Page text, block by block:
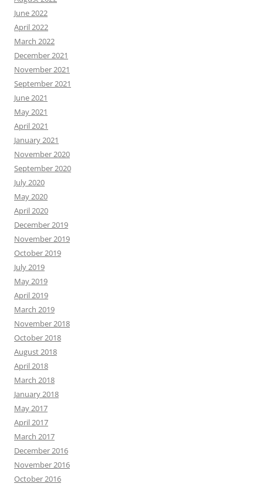
June 2022
April 2022
March 2022
December 2021
November 2021
September 2021
June 2021
May 2021
April 2021
January 2021
November 2020
September 2020
July 2020
May 2020
April 2020
December 2019
November 2019
October 2019
July 2019
May 2019
April 2019
March 2019
November 2018
October 2018
August 2018
April 2018
March 2018
January 2018
May 2017
April 2017
March 2017
December 2016
November 2016
October 2016